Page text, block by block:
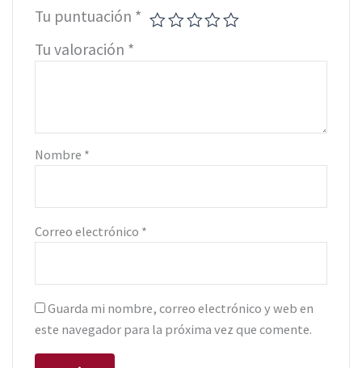
Tu puntuación *
Tu valoración *
Nombre *
Correo electrónico *
Guarda mi nombre, correo electrónico y web en
este navegador para la próxima vez que comente.